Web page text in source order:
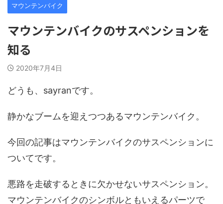
マウンテンバイク
マウンテンバイクのサスペンションを
知る
2020年7月4日
どうも、sayranです。
静かなブームを迎えつつあるマウンテンバイク。
今回の記事はマウンテンバイクのサスペンションに
ついてです。
悪路を走破するときに欠かせないサスペンション。
マウンテンバイクのシンボルともいえるパーツで